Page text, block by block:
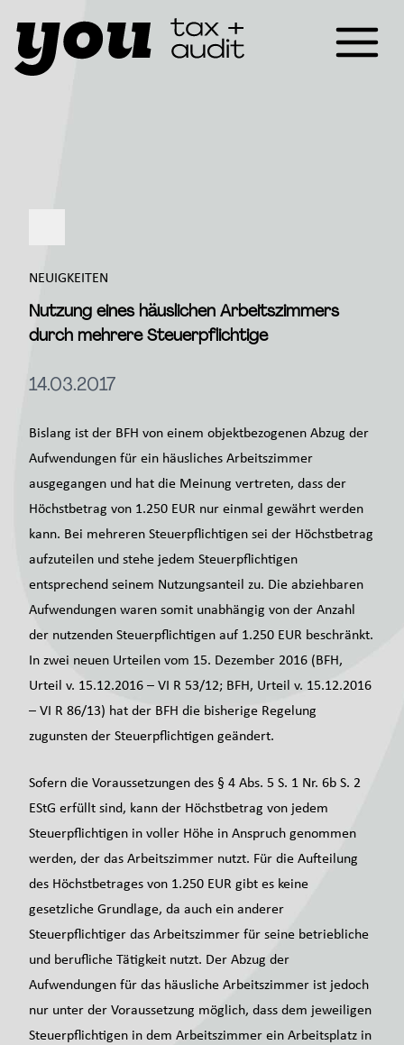
NEUIGKEITEN
Nutzung eines häuslichen Arbeitszimmers
durch mehrere Steuerpflichtige
14.03.2017
Bislang ist der BFH von einem objektbezogenen Abzug der
Aufwendungen für ein häusliches Arbeitszimmer
ausgegangen und hat die Meinung vertreten, dass der
Höchstbetrag von 1.250 EUR nur einmal gewährt werden
kann. Bei mehreren Steuerpflichtigen sei der Höchstbetrag
aufzuteilen und stehe jedem Steuerpflichtigen
entsprechend seinem Nutzungsanteil zu. Die abziehbaren
Aufwendungen waren somit unabhängig von der Anzahl
der nutzenden Steuerpflichtigen auf 1.250 EUR beschränkt.
In zwei neuen Urteilen vom 15. Dezember 2016 (BFH,
Urteil v. 15.12.2016 – VI R 53/12; BFH, Urteil v. 15.12.2016
– VI R 86/13) hat der BFH die bisherige Regelung
zugunsten der Steuerpflichtigen geändert.
Sofern die Voraussetzungen des § 4 Abs. 5 S. 1 Nr. 6b S. 2
EStG erfüllt sind, kann der Höchstbetrag von jedem
Steuerpflichtigen in voller Höhe in Anspruch genommen
werden, der das Arbeitszimmer nutzt. Für die Aufteilung
des Höchstbetrages von 1.250 EUR gibt es keine
gesetzliche Grundlage, da auch ein anderer
Steuerpflichtiger das Arbeitszimmer für seine betriebliche
und berufliche Tätigkeit nutzt. Der Abzug der
Aufwendungen für das häusliche Arbeitszimmer ist jedoch
nur unter der Voraussetzung möglich, dass dem jeweiligen
Steuerpflichtigen in dem Arbeitszimmer ein Arbeitsplatz in